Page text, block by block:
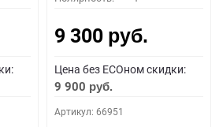
9 300 руб.
Цена без ECOном скидки:
9 900 руб.
Артикул: 66951